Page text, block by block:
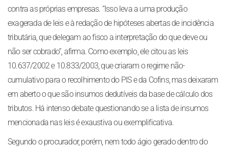
contra as próprias empresas. “Isso leva a uma produção
exagerada de leis e à redação de hipóteses abertas de incidência
tributária, que delegam ao fisco a interpretação do que deve ou
não ser cobrado”, afirma. Como exemplo, ele citou as leis
10.637/2002 e 10.833/2003, que criaram o regime não-
cumulativo para o recolhimento do PIS e da Cofins, mas deixaram
em aberto o que são insumos dedutíveis da base de cálculo dos
tributos. Há intenso debate questionando se a lista de insumos
mencionada nas leis é exaustiva ou exemplificativa.
Segundo o procurador, porém, nem todo ágio gerado dentro do